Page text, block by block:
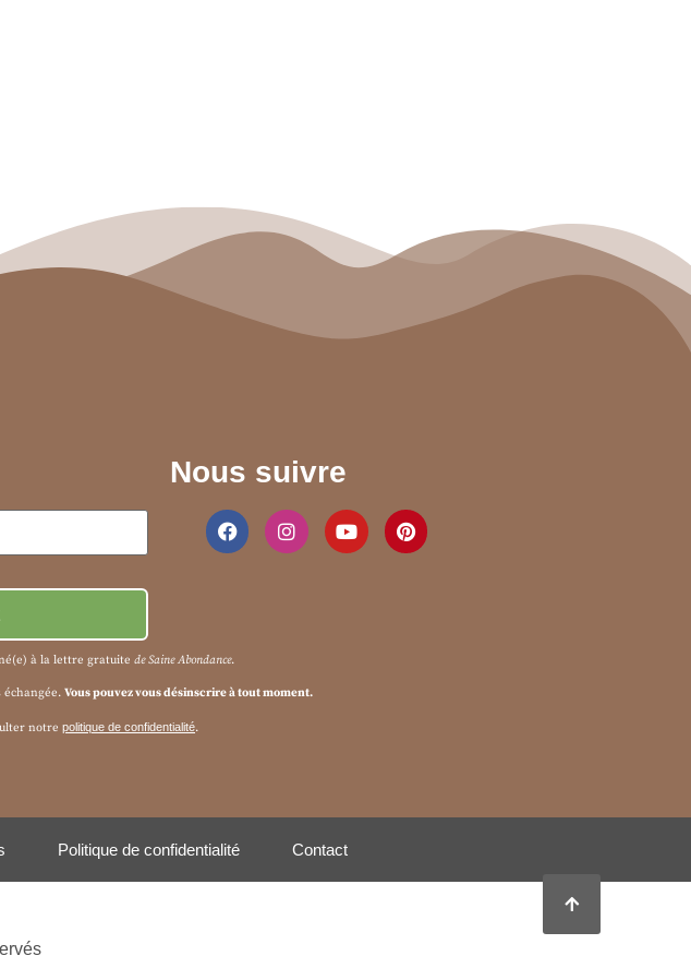
Nous suivre
à la lettre gratuite de Saine Abondance.
Vous pouvez vous désinscrire à tout moment.
notre politique de confidentialité.
Politique de confidentialité Contact